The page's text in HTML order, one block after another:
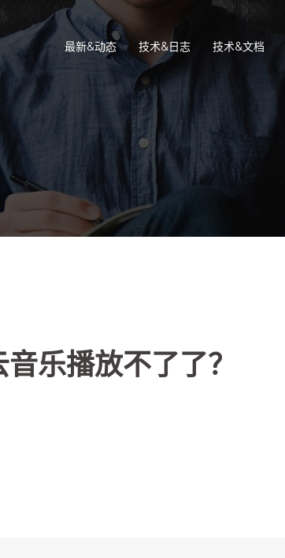
最新&动态 技术&日志 技术&文档
乐播放不了了？